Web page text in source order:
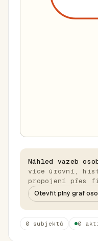
Náhled vazeb
více úrovní,
propojení přes
Otevřít plný graf
0 subjektů 0